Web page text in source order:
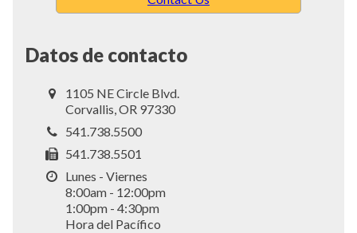
Datos de contacto
1105 NE Circle Blvd.
Corvallis, OR 97330
541.738.5500
541.738.5501
Lunes - Viernes
8:00am - 12:00pm
1:00pm - 4:30pm
Hora del Pacífico